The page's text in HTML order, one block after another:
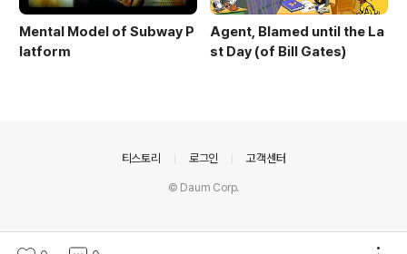
Mental Model of Subway P
latform
Agent, Blamed until the La
st Day (of Bill Gates)
티스토리 로그인 고객센터
© Daum Corp.